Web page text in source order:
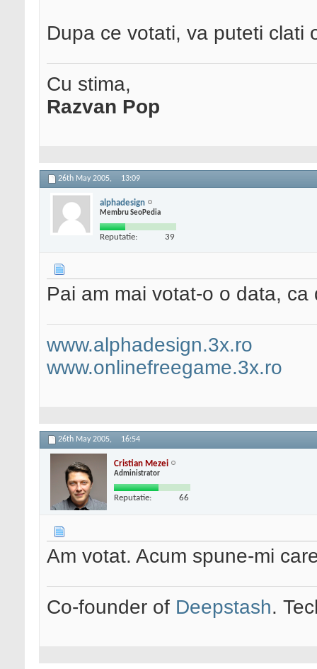
Dupa ce votati, va puteti clati
Cu stima,
Razvan Pop
26th May 2005, 13:09
alphadesign
Membru SeoPedia
Reputatie: 39
Pai am mai votat-o o data,
www.alphadesign.3x.ro
www.onlinefreegame.3x.ro
26th May 2005, 16:54
Cristian Mezei
Administrator
Reputatie: 66
Am votat. Acum spune-mi
Co-founder of Deepstash.